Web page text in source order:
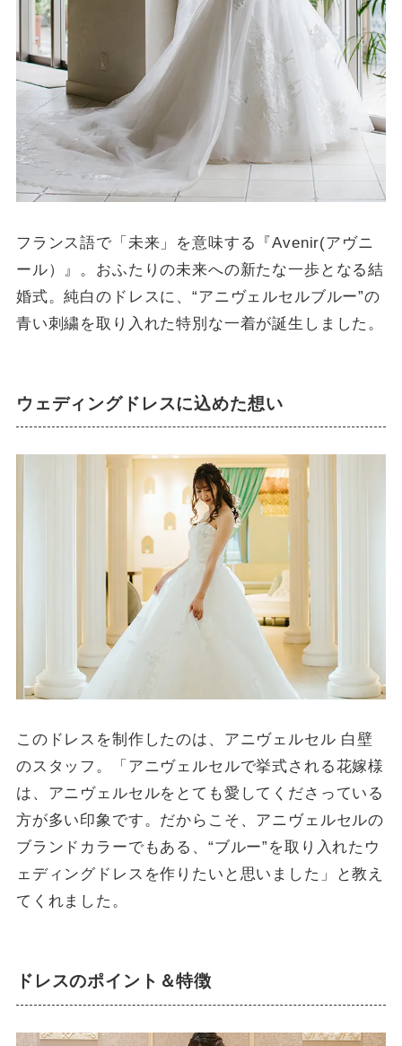
フランス語で「未来」を意味する『Avenir(アヴニ
ール）』。おふたりの未来への新たな一歩となる結
婚式。純白のドレスに、“アニヴェルセルブルー”の
青い刺繍を取り入れた特別な一着が誕生しました。
ウェディングドレスに込めた想い
このドレスを制作したのは、アニヴェルセル 白壁
のスタッフ。「アニヴェルセルで挙式される花嫁様
は、アニヴェルセルをとても愛してくださっている
方が多い印象です。だからこそ、アニヴェルセルの
ブランドカラーでもある、“ブルー”を取り入れたウ
ェディングドレスを作りたいと思いました」と教え
てくれました。
ドレスのポイント＆特徴